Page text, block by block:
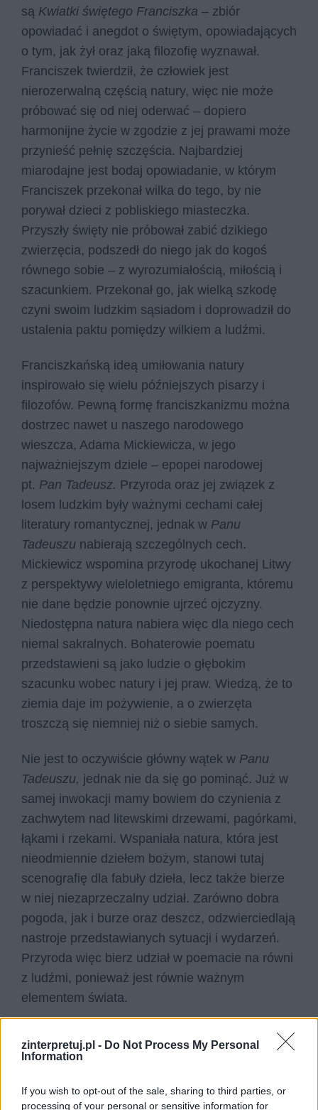
zinterpretuj.pl - Do Not Process My Personal
Information
If you wish to opt-out of the sale, sharing to third parties, or
processing of your personal or sensitive information for
są Kwiatki świętego Franciszka – zbiór
opowiadać i anegdot o świętym, opowiadających
o tym, jak żył oraz jaką filozofię wyznawał.
Franciszek twierdził, że człowiek jest
nierozerwalną częścią natury, więc nie może
próbować się od niej oderwać – dopiero
harmonijne życie w zgodzie z jej prawami może
przynieść pełnię szczęścia. Najbardziej
miarodajne jest bodaj opowiadanie, w którym
Franciszek przekonał wilka do tego, by nie
porywał dzieci z pobliskiego miasteczka.
Przyszły święty nie próbował zabić dzikiego
zwierzęcia, podszedł do niego jak do kogoś
równego sobie – z wyrozumiałością, miłością i
szacunkiem. Przekonał go, jak wielką szkodę
czyni swoim ludzkim sąsiadom i doprowadził do
ustalenia paktu pomiędzy wilkiem a ludźmi.
Franciszkańską ideą umiłowania natury
inspirowało się wielu późniejszych pisarzy i
filozofów. Pewną formę franciszkanizmu można
dostrzec nawet u naszego narodowego
wieszcza, Adama Mickiewicza, w jego
najważniejszym dziele – epopei narodowej
pt. Pan Tadeusz. Przyroda oraz jej związek z
losem ludzkim były ważnymi cechami całej
literatury romantycznej, jednak w Panu
Tadeuszu nabierają szczególnych cech.
Mickiewicz wspomina przyrodę ukochanej Litwy
z perspektywy wieloletniego emigranta, któremu
nie dane będzie ponownie ujrzeć ojczyzny.
Niedostępna natura nabiera więc dla niego cech
niemal sakralnych. Bohaterowie poematu
przedstawieni są jako ludzie o głębokim
szacunku wobec natury i jej praw. Wiedzą, że to
ziemia daje im pożywienie, a o zwierzęta
troszczą się niemniej niż o siebie samych.
Nie jest to oczywiście główny wątek w Panu
Tadeuszu, jednak nie da się go pominąć. Już w
samej inwokacji mamy bowiem do czynienia z
zachwytem nad litewskimi drzewami, pagórkami,
łąkami i rzekami. Wspaniała natura, która jest
nieodmiennie dziełem bożym, stanowi tutaj
scenografię dla fabuły dzieła, lecz także bierze
w niej niezaprzeczalny udział. Zarówno dobra
pogoda, jak i burze oraz deszcz, odzwierciedlają
nastroje przedstawianych sytuacji i wydarzeń.
Przyroda więc bierz udział w poemacie na równi
z ludźmi, ponieważ jest równie ważnym
elementem świata.